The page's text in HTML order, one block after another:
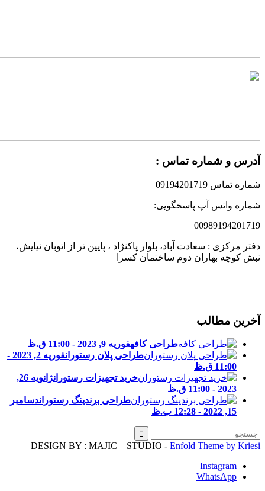
و شماره تماس :
تماس 09194201719
واتس آپ پاسخگویی:
مرکزی : سعادت آباد، بلوار پاکنژاد ، پایین تر از اتوبان نیایش،
کوچه بهاران دوم ساختمان کسرا
مطالب
طراحی کافهفوریه 9, 2023 - 11:00 ق.ظ
طراحی پلان رستوران
فوریه 2, 2023 -
11:00 ق.ظ
خرید تجهیزات رستوران
ژانویه 26,
2023 - 11:00 ق.ظ
طراحی برندینگ رستوران دسامبر
15, 2022 - 12:28 ب.ظ
DESIGN BY : MAJIC__STUDIO -Enfold Theme by
Instagram
WhatsApp